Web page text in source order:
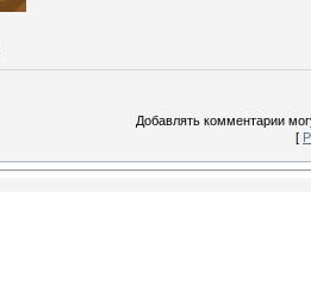
Добавлять комментарии
[